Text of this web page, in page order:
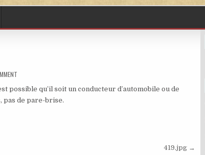
ON 418.JPG
possible qu’il soit un conducteur d’automobile ou de
pas de pare-brise.
419.jpg →